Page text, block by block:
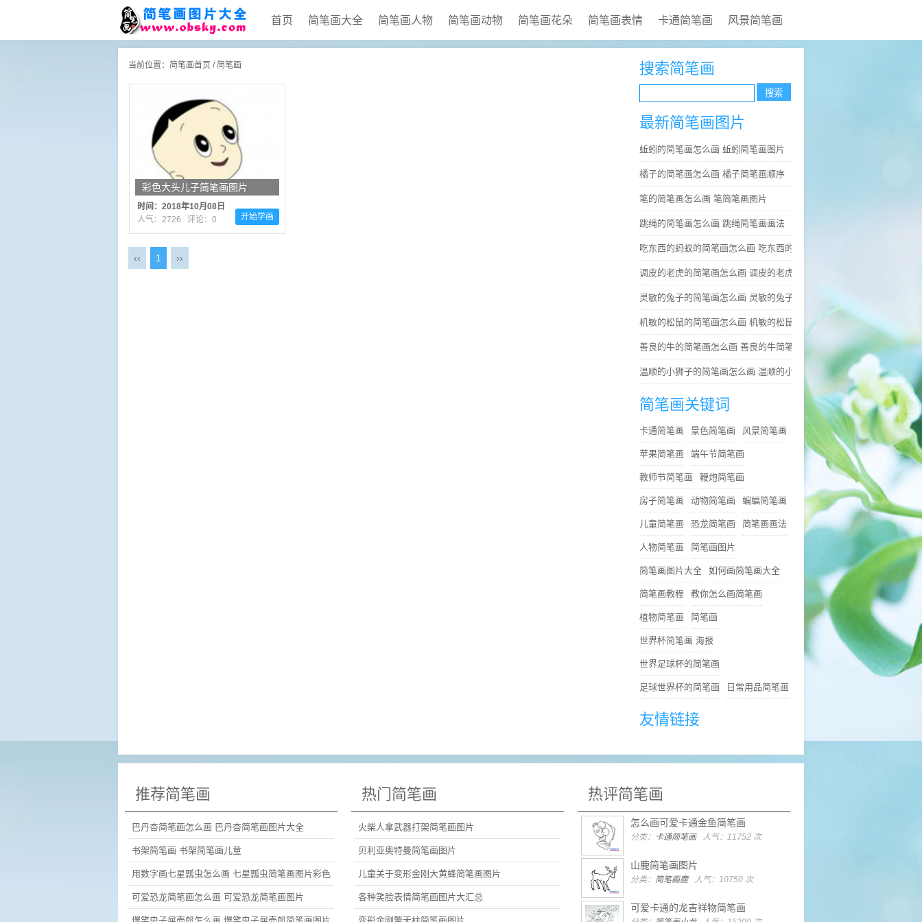
首页 简笔画大全 简笔画人物 简笔画动物 简笔画花朵 简笔画表情 卡通简笔画 风景简笔画
当前位置： 简笔画首页 / 简笔画
彩色大头儿子简笔画图片
时间：2018年10月08日
人气：2726 评论：0
开始学画
‹‹ 1 ››
搜索简笔画
最新简笔画图片
蚯蚓的简笔画怎么画 蚯蚓简笔画图片
橘子的简笔画怎么画 橘子简笔画顺序
笔的简笔画怎么画 笔简笔画图片
跳绳的简笔画怎么画 跳绳简笔画画法
吃东西的蚂蚁的简笔画怎么画 吃东西的蚂蚁简笔画好看
调皮的老虎的简笔画怎么画 调皮的老虎简笔画图片大全
灵敏的兔子的简笔画怎么画 灵敏的兔子简笔画步骤
机敏的松鼠的简笔画怎么画 机敏的松鼠简笔画简单又好看
善良的牛的简笔画怎么画 善良的牛简笔画简单
温顺的小狮子的简笔画怎么画 温顺的小狮子简笔画步骤
简笔画关键词
卡通简笔画 景色简笔画 风景简笔画
苹果简笔画 端午节简笔画
教师节简笔画 鞭炮简笔画
房子简笔画 动物简笔画 蝙蝠简笔画
儿童简笔画 恐龙简笔画 简笔画画法
人物简笔画 简笔画图片
简笔画图片大全 如何画简笔画大全
简笔画教程 教你怎么画简笔画
植物简笔画 简笔画
世界杯简笔画 海报
世界足球杯的简笔画
足球世界杯的简笔画 日常用品简笔画
友情链接
推荐简笔画
巴丹杏简笔画怎么画 巴丹杏简笔画图片大全
书架简笔画 书架简笔画儿童
用数字画七星瓢虫怎么画 七星瓢虫简笔画图片彩色
可爱恐龙简笔画怎么画 可爱恐龙简笔画图片
爆笑虫子屎壳郎怎么画 爆笑虫子屎壳郎简笔画图片
热门简笔画
火柴人拿武器打架简笔画图片
贝利亚奥特曼简笔画图片
儿童关于变形金刚大黄蜂简笔画图片
各种笑脸表情简笔画图片大汇总
变形金刚擎天柱简笔画图片
热评简笔画
怎么画可爱卡通金鱼简笔画
分类： 卡通简笔画人气：11752 次
山鹿简笔画图片
分类： 简笔画鹿人气：10750 次
可爱卡通的龙吉祥物简笔画